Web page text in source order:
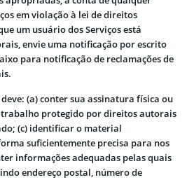
em violação à lei de direitos
um usuário dos Serviços está
envie uma notificação por escrito
para notificação de reclamações de
(a) conter sua assinatura física ou
protegido por direitos autorais
(c) identificar o material
suficientemente precisa para nos
informações adequadas pelas quais
endereço postal, número de